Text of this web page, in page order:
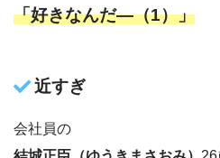
「好きなんだ―（1）」
近すぎ
会社員の